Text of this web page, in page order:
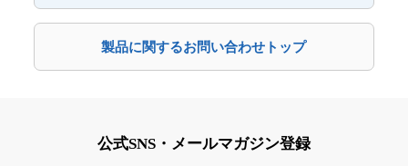
製品に関するお問い合わせトップ
公式SNS・メールマガジン登録